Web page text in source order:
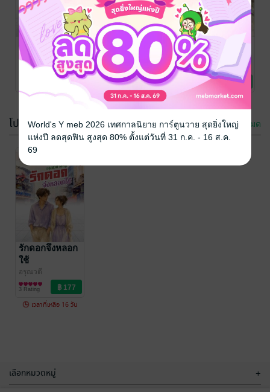
อรุณวตี
นิยายรัก
8 Rating
แสน
อรุณวตี
นิยายรัก
7 Rating
รักดอกจึงหลอก
ใช้
อรุณวตี
ทางแค้นสีชมพู
อรุณวตี
นิยายรัก
4 Rating
ดาวพระเสาร์
อรุณวตี
นิยายรัก
5 Rating
ผัวมงคล
นิยายรัก
13 Rating
โปรโมชัน ดูทั้งหมด
รักดอกจึงหลอก
ใช้
อรุณวตี
นิยายรัก
3 Rating
เวลาที่เหลือ 16 วัน
เลือกหมวดหมู่ +
World's Y meb 2026 เทศกาลนิยาย การ์ตูนวาย สุดยิ่งใหญ่
แห่งปี ลดสุดฟิน สูงสุด 80% ตั้งแต่วันที่ 31 ก.ค. - 16 ส.ค.
69